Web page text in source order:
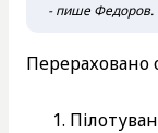
- пише Федоров.
Перераховано